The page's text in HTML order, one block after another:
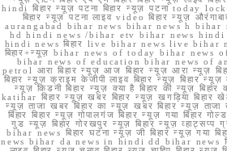
hindi बिहार न्यूज़ पटना बिहार न्यूज़ पटना today
बिहार न्यूज़ पटना लाइव video बिहार न्यूज़
aurangabad bihar news bihar news h bihar
hd hindi news /bihar etv bihar news
hindi news बिहार live bihar news live bihar
बिहार+न्यूज़ bihar news of today bihar
bihar news of education bihar news of
petrol आरा बिहार न्यूज़ आज बिहार न्यूज़ आरा न्यूज़
बिहार न्यूज़ क्राइम केजीपी लाइव बिहार न्यूज़ बिहार न्यूज़
न्यूज़ किडनी बिहार न्यूज़ क्या है बिहार की न्यूज़
katihar बिहार न्यूज़ खबर बिहार न्यूज़ खगड़िया बिहार
न्यूज़ ताजा खबर बिहार का न्यूज़ खबर बिहार न्यूज़
बिहार बिहार न्यूज़ गोपालगंज बिहार न्यूज़ गया बिहार
गुड न्यूज़ बिहार गोरखपुर न्यूज़ बिहार न्यूज़ व्हाट्सप्प
bihar news बिहार घटना न्यूज़ जी बिहार न्यूज़ गया
news bihar da news in hindi dd bihar news